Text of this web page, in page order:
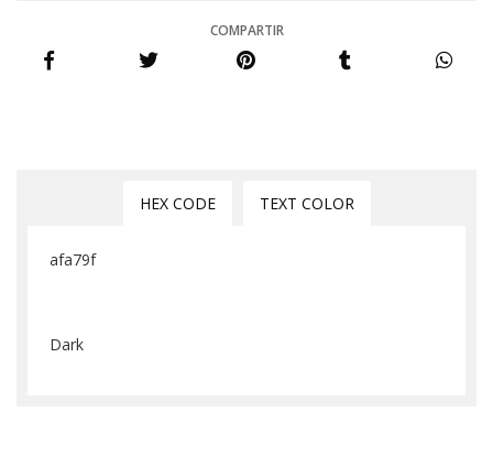
COMPARTIR
HEX CODE TEXT COLOR
afa79f
Dark